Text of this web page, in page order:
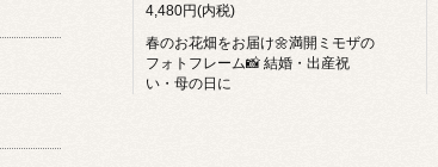
4,480円(内税)
春のお花畑をお届け🌼満開ミモザの
フォトフレーム📸 結婚・出産祝
い・母の日に